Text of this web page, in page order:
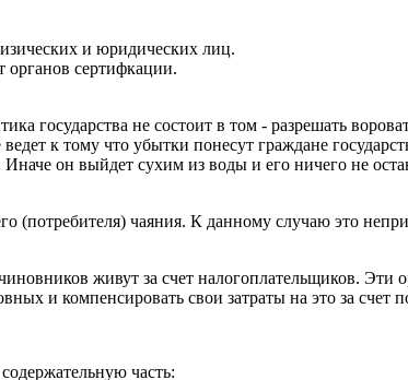
и юридических лиц.
органов сертифкации.
государства не состоит в том - разрешать
к тому что убытки понесут граждане
он выйдет сухим из воды и его ничего не
(потребителя) чаяния. К данному случаю это
живут за счет налогоплательщиков.
и компенсировать свои затраты на это за счет
часть: